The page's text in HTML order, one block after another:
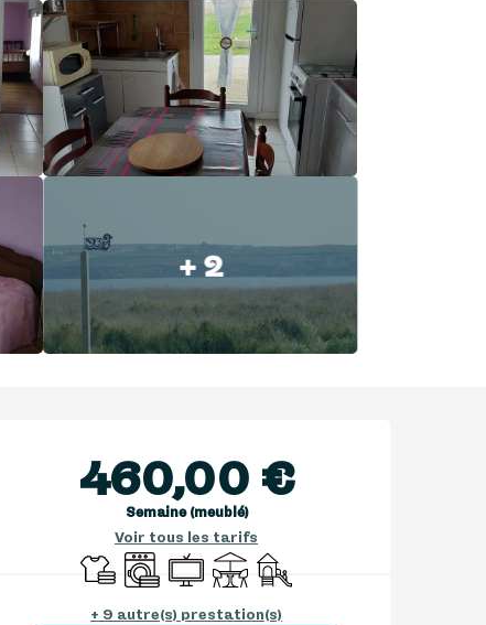
+ 2
460,00 €
Semaine (meublé)
Voir tous les tarifs
Draps et linge
Lave lingeTélévisionTerrasseJeux pour enfants / Espace
+ 9 autre(s) prestation(s)